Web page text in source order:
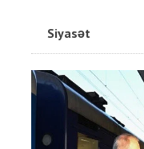
Siyasət